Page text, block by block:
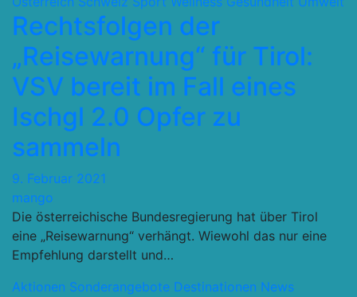
Rechtsfolgen der
„Reisewarnung“ für Tirol:
VSV bereit im Fall eines
Ischgl 2.0 Opfer zu
sammeln
9. Februar 2021
mango
Die österreichische Bundesregierung hat über Tirol
eine „Reisewarnung“ verhängt. Wiewohl das nur eine
Empfehlung darstellt und…
Aktionen Sonderangebote Destinationen News